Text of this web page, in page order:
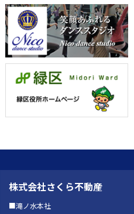
株式会社さくら不動産
■滝ノ水本社